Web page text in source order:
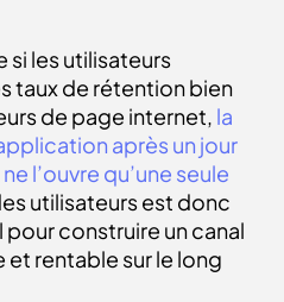
si les utilisateurs
taux de rétention bien
de page internet, la
après un jour
l’ouvre qu’une seule
utilisateurs est donc
construire un canal
rentable sur le long